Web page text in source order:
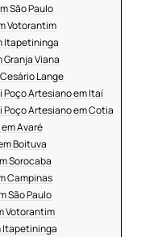
São Paulo
Votorantim
Itapetininga
Granja Viana
Lange
Poço Artesiano em Itaí
Poço Artesiano em Cotia
Avaré
Boituva
Sorocaba
Campinas
São Paulo
Votorantim
Itapetininga